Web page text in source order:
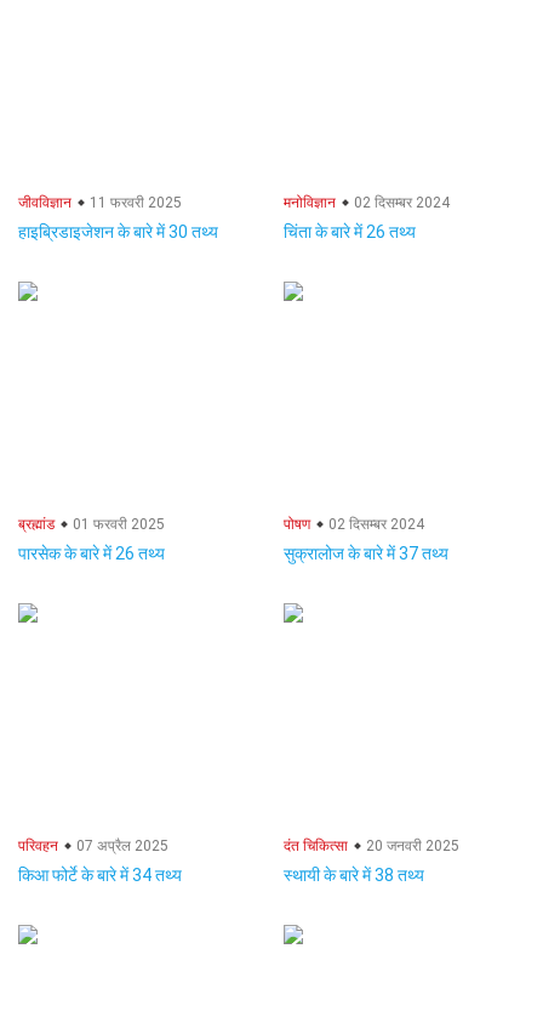
जीवविज्ञान 11 फरवरी 2025
हाइब्रिडाइजेशन के बारे में 30 तथ्य
मनोविज्ञान 02 दिसम्बर 2024
चिंता के बारे में 26 तथ्य
ब्रह्मांड 01 फरवरी 2025
पारसेक के बारे में 26 तथ्य
पोषण 02 दिसम्बर 2024
सुक्रालोज के बारे में 37 तथ्य
परिवहन 07 अप्रैल 2025
किआ फोर्टे के बारे में 34 तथ्य
दंत चिकित्सा 20 जनवरी 2025
स्थायी के बारे में 38 तथ्य